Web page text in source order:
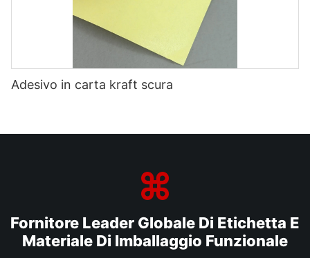
Adesivo in carta kraft scura
Fornitore Leader Globale Di Etichetta E
Materiale Di Imballaggio Funzionale